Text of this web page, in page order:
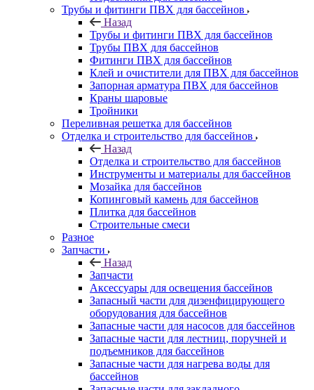
Трубы и фитинги ПВХ для бассейнов
Назад
Трубы и фитинги ПВХ для бассейнов
Трубы ПВХ для бассейнов
Фитинги ПВХ для бассейнов
Клей и очистители для ПВХ для бассейнов
Запорная арматура ПВХ для бассейнов
Краны шаровые
Тройники
Переливная решетка для бассейнов
Отделка и строительство для бассейнов
Назад
Отделка и строительство для бассейнов
Инструменты и материалы для бассейнов
Мозайка для бассейнов
Копинговый камень для бассейнов
Плитка для бассейнов
Строительные смеси
Разное
Запчасти
Назад
Запчасти
Аксессуары для освещения бассейнов
Запасный части для дизенфицирующего
оборудования для бассейнов
Запасные части для насосов для бассейнов
Запасные части для лестниц, поручней и
подъемников для бассейнов
Запасные части для нагрева воды для
бассейнов